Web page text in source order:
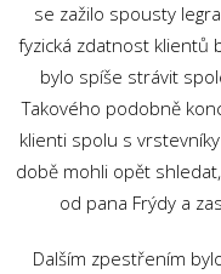
se zažilo spousty
fyzická zdatnost klientů
bylo spíše strávit
Takového podobně
klienti spolu s
době mohli opět
od pana Frýdy a
Dalším zpestřením